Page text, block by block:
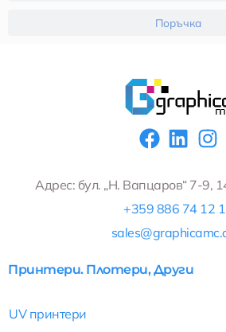
Поръчка
F
a
c
e
b
o
o
k
L
n
k
e
d
i
n
I
s
t
a
g
Адрес: бул. „Н. Вапцаров“ 7-9,
+359 886 74 12
Принтери. Плотери, Други
UV принтери